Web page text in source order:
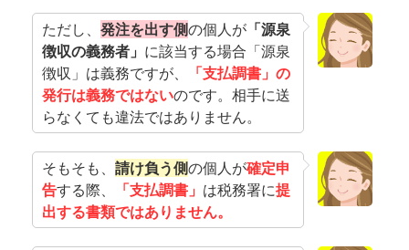
ただし、 発注を出す側の個人が 「源泉
徴収の義務者」 に該当する場合「源泉
徴収」は義務ですが、
「支払調書」の
発行は義務ではないのです。相手に送
らなくても違法ではありません。
そもそも、 請け負う側の個人が確定申
告する際、 「支払調書」 は税務署に提
出する書類ではありません。